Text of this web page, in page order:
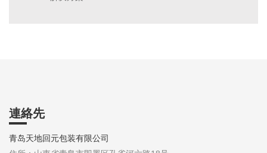
連絡先
青岛天地回元包装有限公司